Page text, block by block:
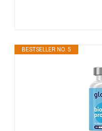
BESTSELLER NO. 5